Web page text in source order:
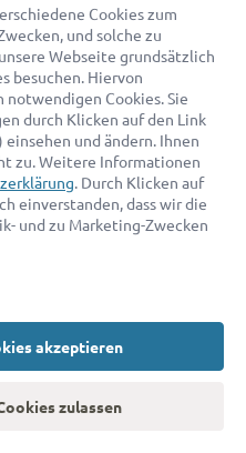
der Mandant
warten
zudem keinen Anwalt,
oder im jeweiligen
ein Anwalt von
als Kollegen vor Ort.
oder erhält von
Diese
der bundesweiten
Cookies zum
und solche zu
Webseite grundsätzlich
besuchen. Hiervon
Cookies. Sie
durch Klicken auf den Link
einsehen und ändern. Ihnen
zu. Weitere Informationen
. Durch Klicken auf
einverstanden, dass wir die
und zu Marketing-Zwecken
akzeptieren
zulassen